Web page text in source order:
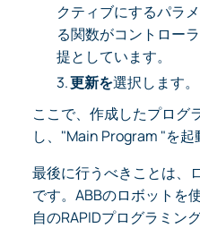
クティブにするパラ
る関数がコントロー
提としています。
3.更新を選択します。
ここで、作成したプログ
し、"Main Program "を起
最後に行うべきことは、
です。ABBのロボットを
自のRAPIDプログラミン